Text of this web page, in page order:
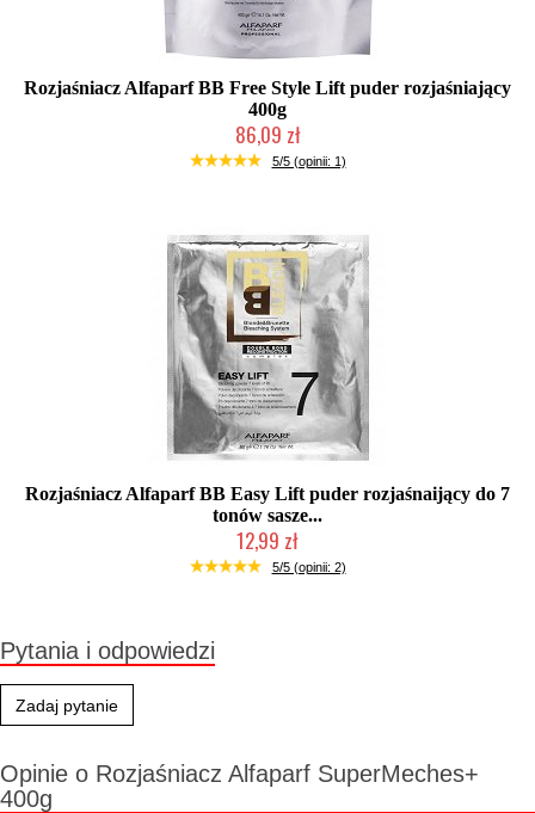
Rozjaśniacz Alfaparf BB Free Style Lift puder rozjaśniający
400g
86,09 zł
Chwilowo niedostępny
5/5 (opinii: 1)
Rozjaśniacz Alfaparf BB Easy Lift puder rozjaśnaijący do 7
tonów sasze...
12,99 zł
Produkt wycofany
5/5 (opinii: 2)
Pytania i odpowiedzi
Zadaj pytanie
Opinie o Rozjaśniacz Alfaparf SuperMeches+
400g